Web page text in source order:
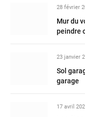
28 février
Mur du
peindre
23 janvier
Sol
garage
17 avril